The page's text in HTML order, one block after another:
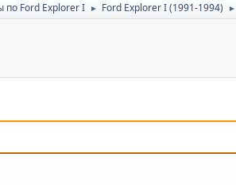
по Ford Explorer I ► Ford Explorer I (1991-1994) ►